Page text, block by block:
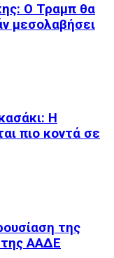
Ο Τραμπ θα
μεσολαβήσει
Η
πιο κοντά σε
της
ΑΑΔΕ